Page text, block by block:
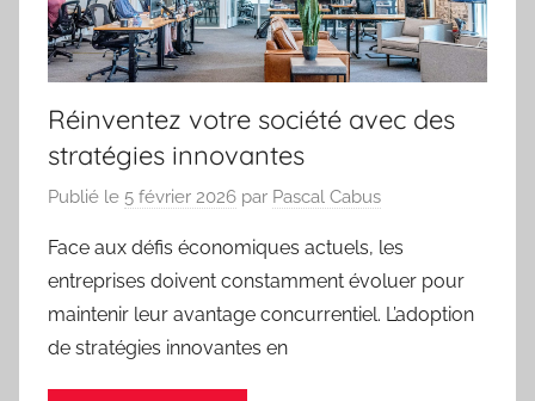
Réinventez votre société avec des
stratégies innovantes
Publié le 5 février 2026 par Pascal Cabus
Face aux défis économiques actuels, les
entreprises doivent constamment évoluer pour
maintenir leur avantage concurrentiel. L’adoption
de stratégies innovantes en